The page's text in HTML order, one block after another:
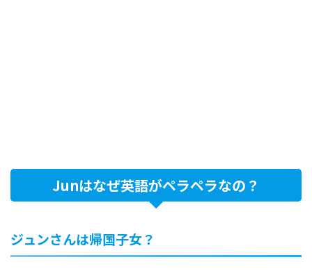
Junはなぜ英語がペラペラなの？
ジュンさんは帰国子女？